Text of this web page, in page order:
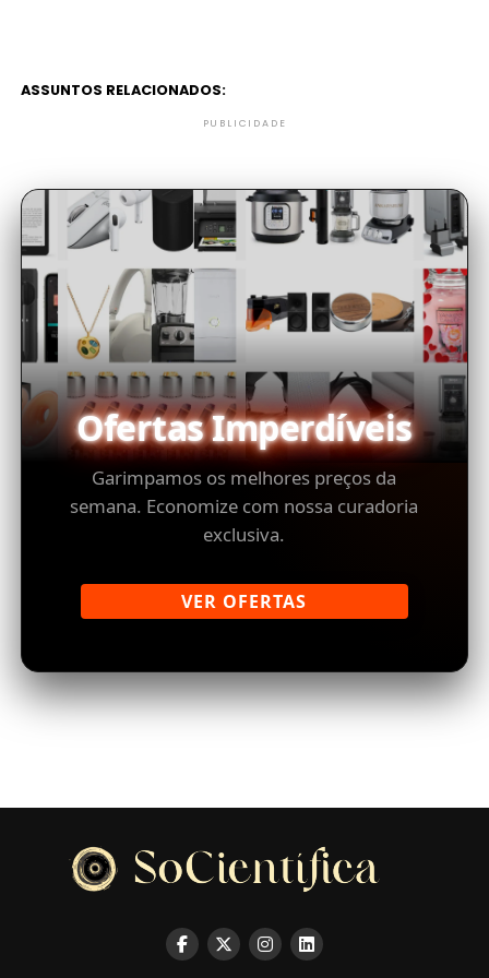
ASSUNTOS RELACIONADOS:
PUBLICIDADE
Ofertas Imperdíveis
Garimpamos os melhores preços da
semana. Economize com nossa curadoria
exclusiva.
VER OFERTAS